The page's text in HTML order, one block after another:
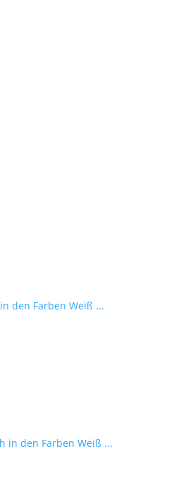
den Farben Weiß ...
in den Farben Weiß ...